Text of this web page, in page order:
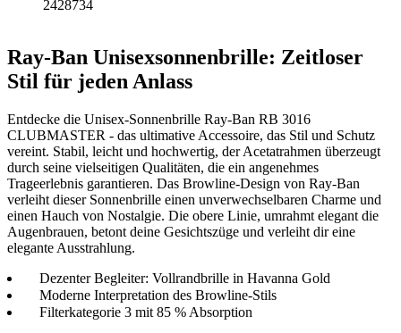
2428734
Ray-Ban Unisexsonnenbrille: Zeitloser
Stil für jeden Anlass
Entdecke die Unisex-Sonnenbrille Ray-Ban RB 3016
CLUBMASTER - das ultimative Accessoire, das Stil und Schutz
vereint. Stabil, leicht und hochwertig, der Acetatrahmen überzeugt
durch seine vielseitigen Qualitäten, die ein angenehmes
Trageerlebnis garantieren. Das Browline-Design von Ray-Ban
verleiht dieser Sonnenbrille einen unverwechselbaren Charme und
einen Hauch von Nostalgie. Die obere Linie, umrahmt elegant die
Augenbrauen, betont deine Gesichtszüge und verleiht dir eine
elegante Ausstrahlung.
Dezenter Begleiter: Vollrandbrille in Havanna Gold
Moderne Interpretation des Browline-Stils
Filterkategorie 3 mit 85 % Absorption